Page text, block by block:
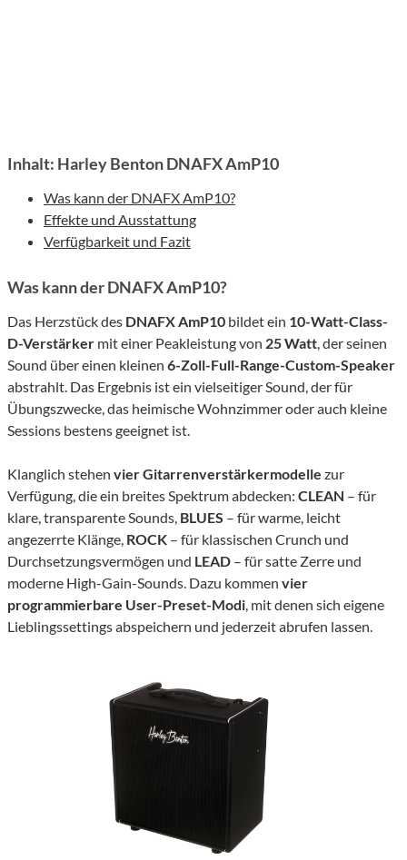
Inhalt: Harley Benton DNAFX AmP10
Was kann der DNAFX AmP10?
Effekte und Ausstattung
Verfügbarkeit und Fazit
Was kann der DNAFX AmP10?
Das Herzstück des DNAFX AmP10 bildet ein 10-Watt-Class-
D-Verstärker mit einer Peakleistung von 25 Watt, der seinen
Sound über einen kleinen 6-Zoll-Full-Range-Custom-Speaker
abstrahlt. Das Ergebnis ist ein vielseitiger Sound, der für
Übungszwecke, das heimische Wohnzimmer oder auch kleine
Sessions bestens geeignet ist.
Klanglich stehen vier Gitarrenverstärkermodelle zur
Verfügung, die ein breites Spektrum abdecken: CLEAN – für
klare, transparente Sounds, BLUES – für warme, leicht
angezerrte Klänge, ROCK – für klassischen Crunch und
Durchsetzungsvermögen und LEAD – für satte Zerre und
moderne High-Gain-Sounds. Dazu kommen vier
programmierbare User-Preset-Modi, mit denen sich eigene
Lieblingssettings abspeichern und jederzeit abrufen lassen.